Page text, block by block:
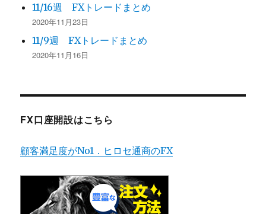
11/16週 FXトレードまとめ
2020年11月23日
11/9週 FXトレードまとめ
2020年11月16日
FX口座開設はこちら
顧客満足度がNo1．ヒロセ通商のFX